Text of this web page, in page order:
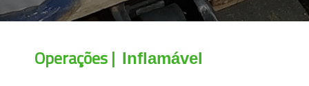
Operações | Inflamável